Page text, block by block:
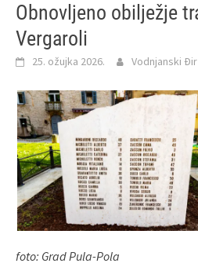
Obnovljeno obilježje
Vergaroli
25. ožujka 2026. Vodnjanski Đir
foto: Grad Pula-Pola